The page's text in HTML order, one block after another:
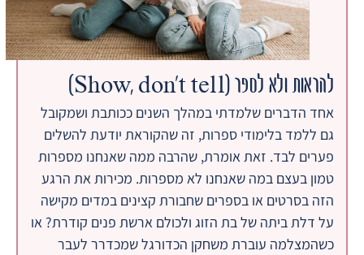
להראות ולא לספר (Show, don't tell)
אחד הדברים שלמדתי במהלך השנים ככותבת ושמקובל
גם ללמד בלימודי ספרות, זה שהקוראת יודעת להשלים
פערים לבד. זאת אומרת, שהרבה ממה שאנחנו מספרות
טמון בעצם במה שאנחנו לא מספרות. מכירות את הרגע
הזה בסרטים או בספרים שחבורת קצינים במדים מקישה
על דלת ביתה של בת הזוג ולכולם ארשת פנים קודרת? או
כשהמצלמה עוברת משחקן הכדורגל שמכדרר לעבר